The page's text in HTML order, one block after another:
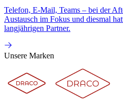
Telefon, E-Mail, Teams – bei der
Austausch im Fokus und diesmal
langjährigen Partner.
Unsere Marken